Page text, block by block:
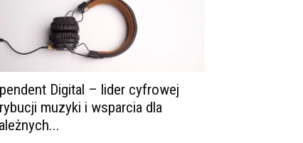
Digital – lider cyfrowej
muzyki i wsparcia dla